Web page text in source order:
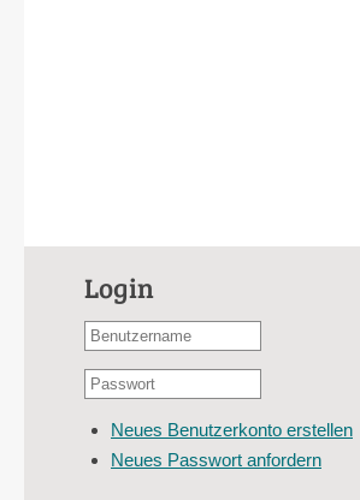
Login
Benutzername
E-
Adresse
Passwort
Neues Benutzerkonto erstellen
Neues Passwort anfordern